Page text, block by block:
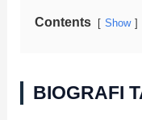
Contents Show
BIOGRAFI